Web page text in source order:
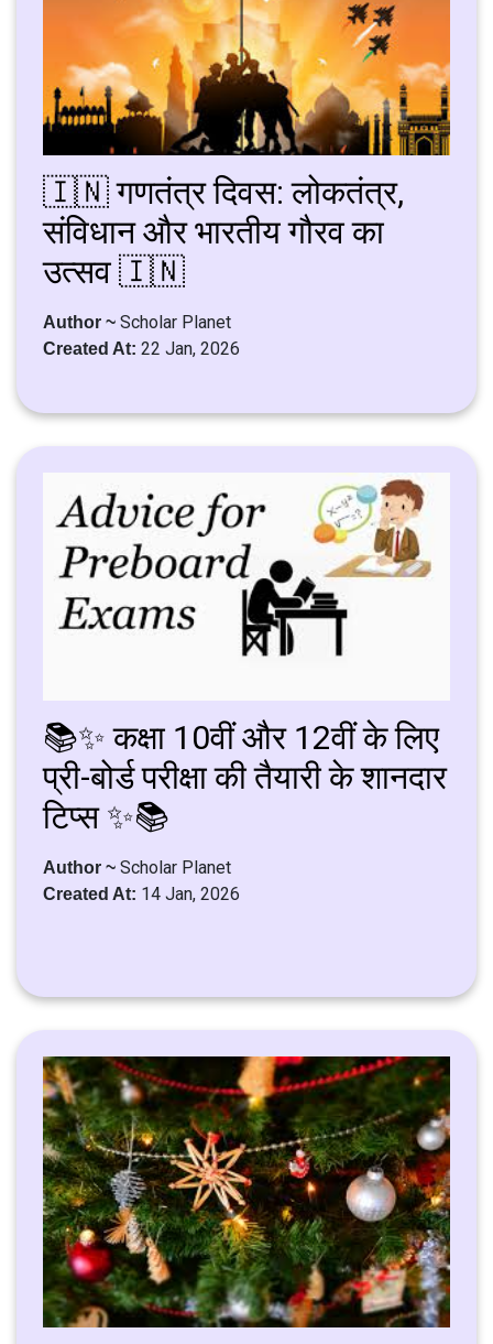
🇮🇳 गणतंत्र दिवस: लोकतंत्र,
संविधान और भारतीय गौरव का
उत्सव 🇮🇳
Author ~ Scholar Planet
Created At: 22 Jan, 2026
📚✨ कक्षा 10वीं और 12वीं के लिए
प्री-बोर्ड परीक्षा की तैयारी के शानदार
टिप्स ✨📚
Author ~ Scholar Planet
Created At: 14 Jan, 2026